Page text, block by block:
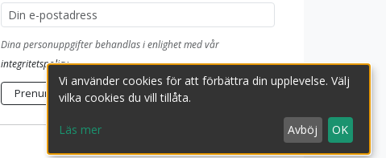
E-postadress
Dina personuppgifter behandlas i enlighet med vår
integritetspolicy.
Prenumerera
Vi använder cookies för att förbättra din upplevelse. Välj
vilka cookies du vill tillåta.
Läs mer Avböj OK